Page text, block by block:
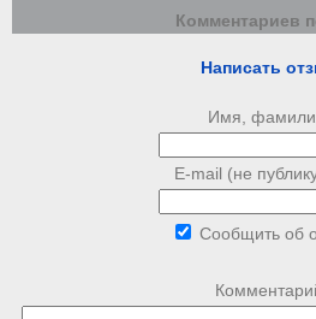
Комментариев
Написать
Имя,
E-mail (не
Сообщить об